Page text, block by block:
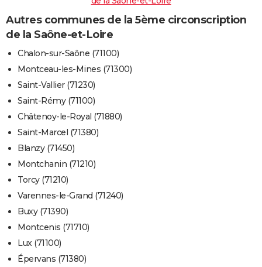
Autres communes de la 5ème circonscription
de la Saône-et-Loire
Chalon-sur-Saône (71100)
Montceau-les-Mines (71300)
Saint-Vallier (71230)
Saint-Rémy (71100)
Châtenoy-le-Royal (71880)
Saint-Marcel (71380)
Blanzy (71450)
Montchanin (71210)
Torcy (71210)
Varennes-le-Grand (71240)
Buxy (71390)
Montcenis (71710)
Lux (71100)
Épervans (71380)